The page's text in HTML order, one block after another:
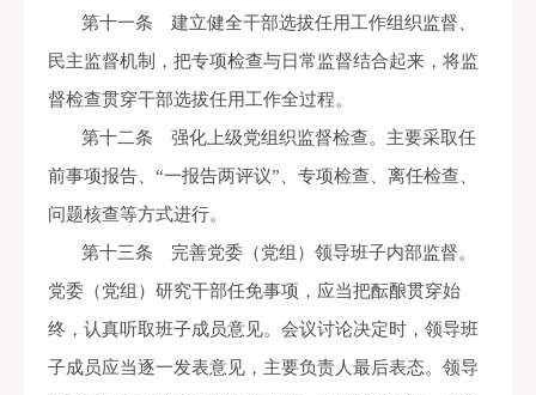
第十一条 建立健全干部选拔任用工作组织监督、
民主监督机制，把专项检查与日常监督结合起来，将监
督检查贯穿干部选拔任用工作全过程。
第十二条 强化上级党组织监督检查。主要采取任
前事项报告、“一报告两评议”、专项检查、离任检查、
问题核查等方式进行。
第十三条 完善党委（党组）领导班子内部监督。
党委（党组）研究干部任免事项，应当把酝酿贯穿始
终，认真听取班子成员意见。会议讨论决定时，领导班
子成员应当逐一发表意见，主要负责人最后表态。领导